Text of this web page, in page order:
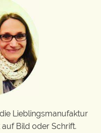
Lieblingsmanufaktur
Bild oder Schrift.